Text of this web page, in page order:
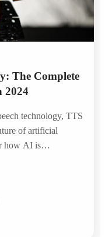
The Complete
2024
technology, TTS
of artificial
how AI is